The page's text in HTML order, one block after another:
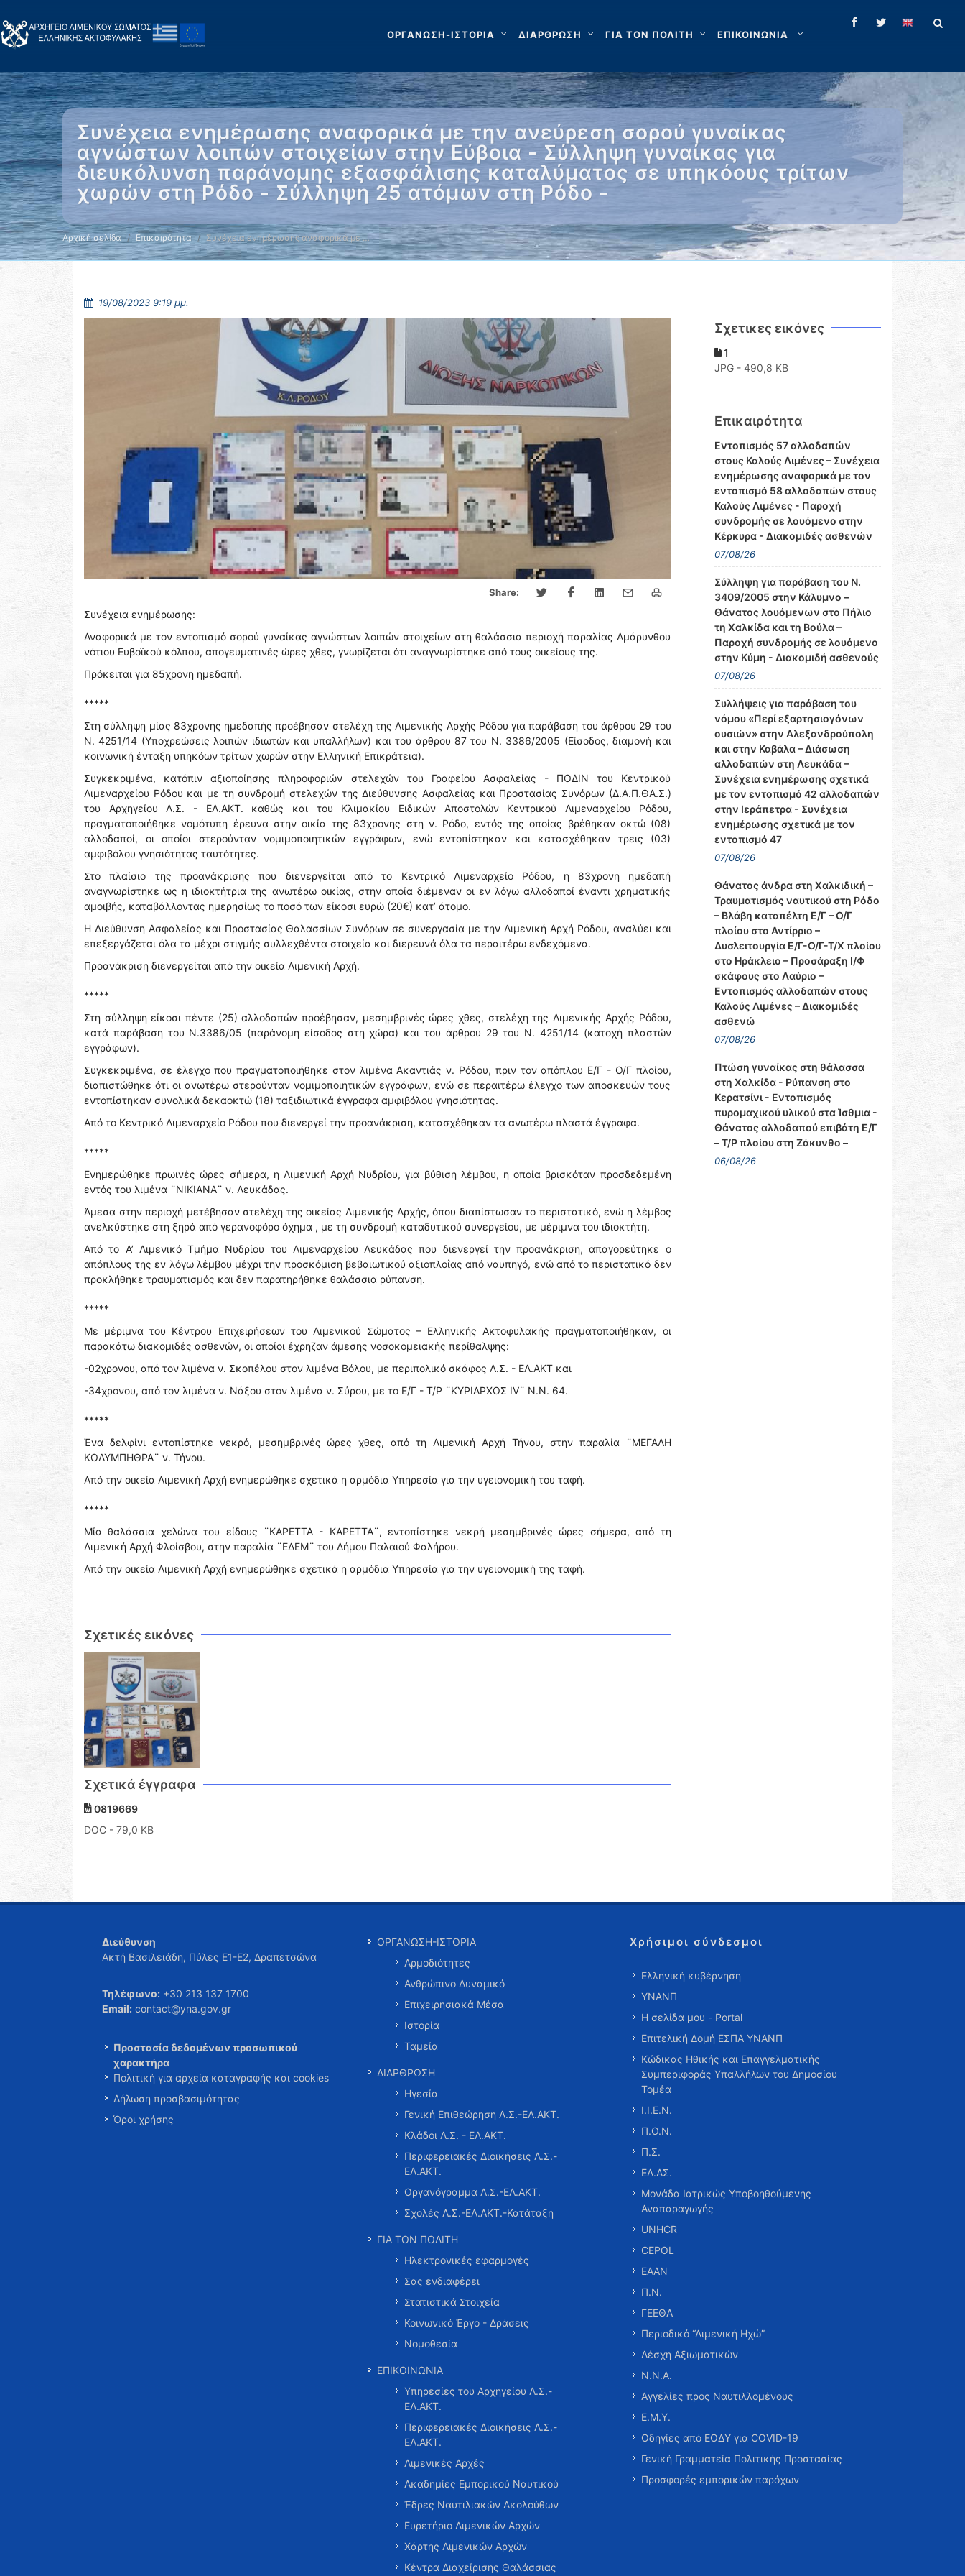
ΟΡΓΑΝΩΣΗ-ΙΣΤΟΡΙΑ ΔΙΑΡΘΡΩΣΗ ΓΙΑ ΤΟΝ ΠΟΛΙΤΗ ΕΠΙΚΟΙΝΩΝΙΑ
Συνέχεια ενημέρωσης αναφορικά με την ανεύρεση σορού γυναίκας
αγνώστων λοιπών στοιχείων στην Εύβοια - Σύλληψη γυναίκας για
διευκόλυνση παράνομης εξασφάλισης καταλύματος σε υπηκόους τρίτων
χωρών στη Ρόδο - Σύλληψη 25 ατόμων στη Ρόδο -
Αρχική σελίδα Επικαιρότητα Συνέχεια ενημέρωσης αναφορικά με …
19/08/2023 9:19 μμ.
Share:
Συνέχεια ενημέρωσης:
Αναφορικά με τον εντοπισμό σορού γυναίκας αγνώστων λοιπών στοιχείων στη θαλάσσια περιοχή παραλίας Αμάρυνθου
νότιου Ευβοϊκού κόλπου, απογευματινές ώρες χθες, γνωρίζεται ότι αναγνωρίστηκε από τους οικείους της.
Πρόκειται για 85χρονη ημεδαπή.
*****
Στη σύλληψη μίας 83χρονης ημεδαπής προέβησαν στελέχη της Λιμενικής Αρχής Ρόδου για παράβαση του άρθρου 29 του
Ν. 4251/14 (Υποχρεώσεις λοιπών ιδιωτών και υπαλλήλων) και του άρθρου 87 του Ν. 3386/2005 (Είσοδος, διαμονή και
κοινωνική ένταξη υπηκόων τρίτων χωρών στην Ελληνική Επικράτεια).
Συγκεκριμένα, κατόπιν αξιοποίησης πληροφοριών στελεχών του Γραφείου Ασφαλείας - ΠΟΔΙΝ του Κεντρικού
Λιμεναρχείου Ρόδου και με τη συνδρομή στελεχών της Διεύθυνσης Ασφαλείας και Προστασίας Συνόρων (Δ.Α.Π.ΘΑ.Σ.)
του Αρχηγείου Λ.Σ. - ΕΛ.ΑΚΤ. καθώς και του Κλιμακίου Ειδικών Αποστολών Κεντρικού Λιμεναρχείου Ρόδου,
πραγματοποιήθηκε νομότυπη έρευνα στην οικία της 83χρονης στη ν. Ρόδο, εντός της οποίας βρέθηκαν οκτώ (08)
αλλοδαποί, οι οποίοι στερούνταν νομιμοποιητικών εγγράφων, ενώ εντοπίστηκαν και κατασχέθηκαν τρεις (03)
αμφιβόλου γνησιότητας ταυτότητες.
Στο πλαίσιο της προανάκρισης που διενεργείται από το Κεντρικό Λιμεναρχείο Ρόδου, η 83χρονη ημεδαπή
αναγνωρίστηκε ως η ιδιοκτήτρια της ανωτέρω οικίας, στην οποία διέμεναν οι εν λόγω αλλοδαποί έναντι χρηματικής
αμοιβής, καταβάλλοντας ημερησίως το ποσό των είκοσι ευρώ (20€) κατ’ άτομο.
Η Διεύθυνση Ασφαλείας και Προστασίας Θαλασσίων Συνόρων σε συνεργασία με την Λιμενική Αρχή Ρόδου, αναλύει και
επεξεργάζεται όλα τα μέχρι στιγμής συλλεχθέντα στοιχεία και διερευνά όλα τα περαιτέρω ενδεχόμενα.
Προανάκριση διενεργείται από την οικεία Λιμενική Αρχή.
*****
Στη σύλληψη είκοσι πέντε (25) αλλοδαπών προέβησαν, μεσημβρινές ώρες χθες, στελέχη της Λιμενικής Αρχής Ρόδου,
κατά παράβαση του Ν.3386/05 (παράνομη είσοδος στη χώρα) και του άρθρου 29 του Ν. 4251/14 (κατοχή πλαστών
εγγράφων).
Συγκεκριμένα, σε έλεγχο που πραγματοποιήθηκε στον λιμένα Ακαντιάς ν. Ρόδου, πριν τον απόπλου Ε/Γ - Ο/Γ πλοίου,
διαπιστώθηκε ότι οι ανωτέρω στερούνταν νομιμοποιητικών εγγράφων, ενώ σε περαιτέρω έλεγχο των αποσκευών τους
εντοπίστηκαν συνολικά δεκαοκτώ (18) ταξιδιωτικά έγγραφα αμφιβόλου γνησιότητας.
Από το Κεντρικό Λιμεναρχείο Ρόδου που διενεργεί την προανάκριση, κατασχέθηκαν τα ανωτέρω πλαστά έγγραφα.
*****
Ενημερώθηκε πρωινές ώρες σήμερα, η Λιμενική Αρχή Νυδρίου, για βύθιση λέμβου, η οποία βρισκόταν προσδεδεμένη
εντός του λιμένα ¨ΝΙΚΙΑΝΑ¨ ν. Λευκάδας.
Άμεσα στην περιοχή μετέβησαν στελέχη της οικείας Λιμενικής Αρχής, όπου διαπίστωσαν το περιστατικό, ενώ η λέμβος
ανελκύστηκε στη ξηρά από γερανοφόρο όχημα , με τη συνδρομή καταδυτικού συνεργείου, με μέριμνα του ιδιοκτήτη.
Από το Α’ Λιμενικό Τμήμα Νυδρίου του Λιμεναρχείου Λευκάδας που διενεργεί την προανάκριση, απαγορεύτηκε ο
απόπλους της εν λόγω λέμβου μέχρι την προσκόμιση βεβαιωτικού αξιοπλοΐας από ναυπηγό, ενώ από το περιστατικό δεν
προκλήθηκε τραυματισμός και δεν παρατηρήθηκε θαλάσσια ρύπανση.
*****
Με μέριμνα του Κέντρου Επιχειρήσεων του Λιμενικού Σώματος – Ελληνικής Ακτοφυλακής πραγματοποιήθηκαν, οι
παρακάτω διακομιδές ασθενών, οι οποίοι έχρηζαν άμεσης νοσοκομειακής περίθαλψης:
-02χρονου, από τον λιμένα ν. Σκοπέλου στον λιμένα Βόλου, με περιπολικό σκάφος Λ.Σ. - ΕΛ.ΑΚΤ και
-34χρονου, από τον λιμένα ν. Νάξου στον λιμένα ν. Σύρου, με το Ε/Γ - Τ/Ρ ¨ΚΥΡΙΑΡΧΟΣ IV¨ Ν.Ν. 64.
*****
Ένα δελφίνι εντοπίστηκε νεκρό, μεσημβρινές ώρες χθες, από τη Λιμενική Αρχή Τήνου, στην παραλία ¨ΜΕΓΑΛΗ
ΚΟΛΥΜΠΗΘΡΑ¨ ν. Τήνου.
Από την οικεία Λιμενική Αρχή ενημερώθηκε σχετικά η αρμόδια Υπηρεσία για την υγειονομική του ταφή.
*****
Μία θαλάσσια χελώνα του είδους ¨ΚΑΡΕΤΤΑ - ΚΑΡΕΤΤΑ¨, εντοπίστηκε νεκρή μεσημβρινές ώρες σήμερα, από τη
Λιμενική Αρχή Φλοίσβου, στην παραλία ¨ΕΔΕΜ¨ του Δήμου Παλαιού Φαλήρου.
Από την οικεία Λιμενική Αρχή ενημερώθηκε σχετικά η αρμόδια Υπηρεσία για την υγειονομική της ταφή.
Σχετικές εικόνες
Σχετικά έγγραφα
0819669
DOC - 79,0 KB
Σχετικες εικόνες
1
JPG - 490,8 KB
Επικαιρότητα
Εντοπισμός 57 αλλοδαπών
στους Καλούς Λιμένες – Συνέχεια
ενημέρωσης αναφορικά με τον
εντοπισμό 58 αλλοδαπών στους
Καλούς Λιμένες - Παροχή
συνδρομής σε λουόμενο στην
Κέρκυρα - Διακομιδές ασθενών
07/08/26
Σύλληψη για παράβαση του Ν.
3409/2005 στην Κάλυμνο –
Θάνατος λουόμενων στο Πήλιο
τη Χαλκίδα και τη Βούλα –
Παροχή συνδρομής σε λουόμενο
στην Κύμη - Διακομιδή ασθενούς
07/08/26
Συλλήψεις για παράβαση του
νόμου «Περί εξαρτησιογόνων
ουσιών» στην Αλεξανδρούπολη
και στην Καβάλα – Διάσωση
αλλοδαπών στη Λευκάδα –
Συνέχεια ενημέρωσης σχετικά
με τον εντοπισμό 42 αλλοδαπών
στην Ιεράπετρα - Συνέχεια
ενημέρωσης σχετικά με τον
εντοπισμό 47
07/08/26
Θάνατος άνδρα στη Χαλκιδική –
Τραυματισμός ναυτικού στη Ρόδο
– Βλάβη καταπέλτη Ε/Γ – Ο/Γ
πλοίου στο Αντίρριο –
Δυσλειτουργία Ε/Γ-Ο/Γ-Τ/Χ πλοίου
στο Ηράκλειο – Προσάραξη Ι/Φ
σκάφους στο Λαύριο –
Εντοπισμός αλλοδαπών στους
Καλούς Λιμένες – Διακομιδές
ασθενώ
07/08/26
Πτώση γυναίκας στη θάλασσα
στη Χαλκίδα - Ρύπανση στο
Κερατσίνι - Εντοπισμός
πυρομαχικού υλικού στα Ίσθμια -
Θάνατος αλλοδαπού επιβάτη Ε/Γ
– Τ/Ρ πλοίου στη Ζάκυνθο –
06/08/26
Διεύθυνση
Ακτή Βασιλειάδη, Πύλες Ε1-Ε2, Δραπετσώνα
Τηλέφωνο: +30 213 137 1700
Email: contact@yna.gov.gr
Προστασία δεδομένων προσωπικού
χαρακτήρα
Πολιτική για αρχεία καταγραφής και cookies
Δήλωση προσβασιμότητας
Όροι χρήσης
ΟΡΓΑΝΩΣΗ-ΙΣΤΟΡΙΑ
Αρμοδιότητες
Ανθρώπινο Δυναμικό
Επιχειρησιακά Μέσα
Ιστορία
Ταμεία
ΔΙΑΡΘΡΩΣΗ
Ηγεσία
Γενική Επιθεώρηση Λ.Σ.-ΕΛ.ΑΚΤ.
Κλάδοι Λ.Σ. - ΕΛ.ΑΚΤ.
Περιφερειακές Διοικήσεις Λ.Σ.-
ΕΛ.ΑΚΤ.
Οργανόγραμμα Λ.Σ.-ΕΛ.ΑΚΤ.
Σχολές Λ.Σ.-ΕΛ.ΑΚΤ.-Κατάταξη
ΓΙΑ ΤΟΝ ΠΟΛΙΤΗ
Ηλεκτρονικές εφαρμογές
Σας ενδιαφέρει
Στατιστικά Στοιχεία
Κοινωνικό Έργο - Δράσεις
Νομοθεσία
ΕΠΙΚΟΙΝΩΝΙΑ
Υπηρεσίες του Αρχηγείου Λ.Σ.-
ΕΛ.ΑΚΤ.
Περιφερειακές Διοικήσεις Λ.Σ.-
ΕΛ.ΑΚΤ.
Λιμενικές Αρχές
Ακαδημίες Εμπορικού Ναυτικού
Έδρες Ναυτιλιακών Ακολούθων
Ευρετήριο Λιμενικών Αρχών
Χάρτης Λιμενικών Αρχών
Κέντρα Διαχείρισης Θαλάσσιας
Χρήσιμοι σύνδεσμοι
Ελληνική κυβέρνηση
ΥΝΑΝΠ
Η σελίδα μου - Portal
Επιτελική Δομή ΕΣΠΑ ΥΝΑΝΠ
Κώδικας Ηθικής και Επαγγελματικής
Συμπεριφοράς Υπαλλήλων του Δημοσίου
Τομέα
Ι.Ι.Ε.Ν.
Π.Ο.Ν.
Π.Σ.
ΕΛ.ΑΣ.
Μονάδα Ιατρικώς Υποβοηθούμενης
Αναπαραγωγής
UNHCR
CEPOL
ΕΑΑΝ
Π.Ν.
ΓΕΕΘΑ
Περιοδικό “Λιμενική Ηχώ”
Λέσχη Αξιωματικών
Ν.Ν.Α.
Αγγελίες προς Ναυτιλλομένους
Ε.Μ.Υ.
Οδηγίες από ΕΟΔΥ για COVID-19
Γενική Γραμματεία Πολιτικής Προστασίας
Προσφορές εμπορικών παρόχων